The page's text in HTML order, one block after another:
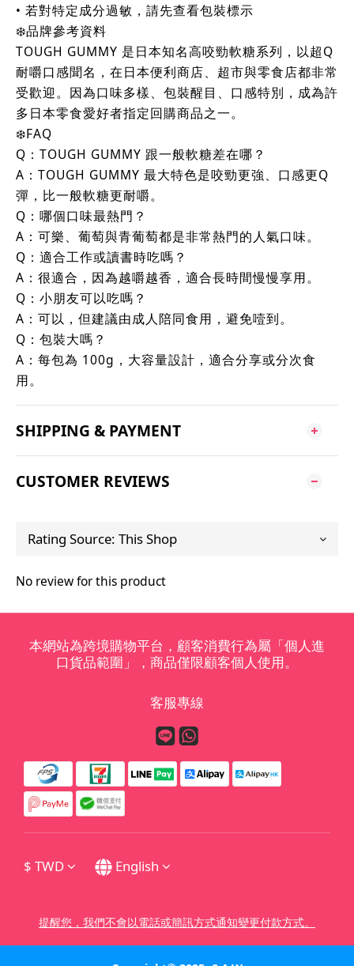
• 若對特定成分過敏，請先查看包裝標示
❄️品牌參考資料
TOUGH GUMMY 是日本知名高咬勁軟糖系列，以超Q
耐嚼口感聞名，在日本便利商店、超市與零食店都非常
受歡迎。因為口味多樣、包裝醒目、口感特別，成為許
多日本零食愛好者指定回購商品之一。
❄️FAQ
Q：TOUGH GUMMY 跟一般軟糖差在哪？
A：TOUGH GUMMY 最大特色是咬勁更強、口感更Q
彈，比一般軟糖更耐嚼。
Q：哪個口味最熱門？
A：可樂、葡萄與青葡萄都是非常熱門的人氣口味。
Q：適合工作或讀書時吃嗎？
A：很適合，因為越嚼越香，適合長時間慢慢享用。
Q：小朋友可以吃嗎？
A：可以，但建議由成人陪同食用，避免噎到。
Q：包裝大嗎？
A：每包為 100g，大容量設計，適合分享或分次食
用。
SHIPPING & PAYMENT
CUSTOMER REVIEWS
No review for this product
本網站為跨境購物平台，顧客消費行為屬「個人進
口貨品範圍」，商品僅限顧客個人使用。
客服專線
$ TWD English
提醒您，我們不會以電話或簡訊方式通知變更付款方式。